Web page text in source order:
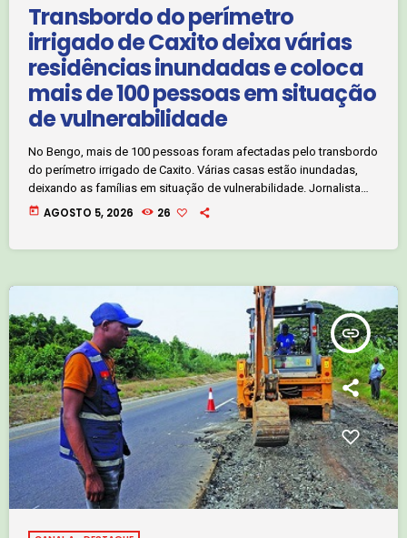
Transbordo do perímetro
irrigado de Caxito deixa várias
residências inundadas e coloca
mais de 100 pessoas em situação
de vulnerabilidade
No Bengo, mais de 100 pessoas foram afectadas pelo transbordo
do perímetro irrigado de Caxito. Várias casas estão inundadas,
deixando as famílias em situação de vulnerabilidade. Jornalista
Vlademiro Afonso. Clique no áudio abaixo e ouça :
today AGOSTO 5, 2026 26
insert_link